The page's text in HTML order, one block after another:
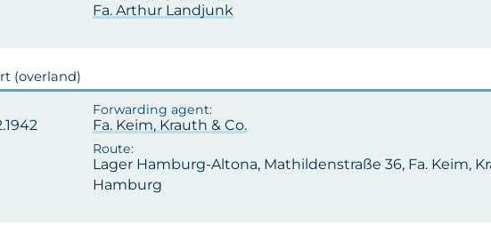
Fa. Arthur Landjunk
(overland)
Fa. Keim, Krauth & Co.
Lager Hamburg-Altona, Mathildenstraße 36, Fa. Keim,
Hamburg